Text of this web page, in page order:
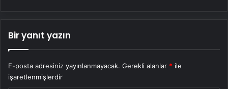
Bir yanıt yazın
E-posta adresiniz yayınlanmayacak. Gerekli alanlar * ile
işaretlenmişlerdir